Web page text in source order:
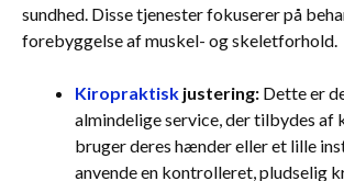
sundhed. Disse tjenester fokuserer på
forebyggelse af muskel- og skeletforhold.
Kiropraktisk justering: Dette er
almindelige service, der tilbydes af
bruger deres hænder eller et lille
anvende en kontrolleret, pludselig